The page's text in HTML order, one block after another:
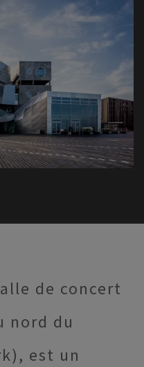
de concert
nord du
est un